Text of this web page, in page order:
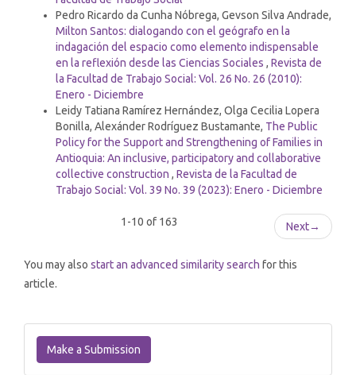
Pedro Ricardo da Cunha Nóbrega, Gevson Silva Andrade,
Milton Santos: dialogando con el geógrafo en la
indagación del espacio como elemento indispensable
en la reflexión desde las Ciencias Sociales , Revista de
la Facultad de Trabajo Social: Vol. 26 No. 26 (2010):
Enero - Diciembre
Leidy Tatiana Ramírez Hernández, Olga Cecilia Lopera
Bonilla, Alexánder Rodríguez Bustamante, The Public
Policy for the Support and Strengthening of Families in
Antioquia: An inclusive, participatory and collaborative
collective construction , Revista de la Facultad de
Trabajo Social: Vol. 39 No. 39 (2023): Enero - Diciembre
1-10 of 163 Next→
You may also start an advanced similarity search for this
article.
a
Submission
Make a Submission